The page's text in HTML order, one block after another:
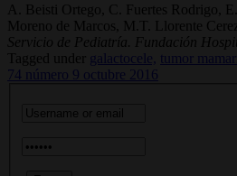
A. Beisti Ortego, C. Fuertes Rodrigo,
Moreno de Marcos, M.T. Llorente
Servicio de Pediatría. Fundación
Tagged under
galactocele, tumor
74 número 9 octubre 2016